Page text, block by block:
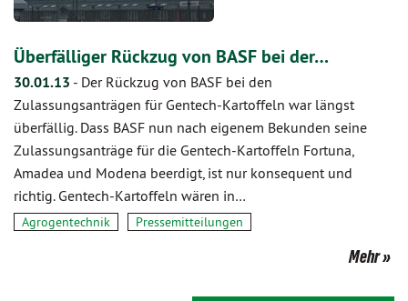
Überfälliger Rückzug von BASF bei der…
30.01.13 - Der Rückzug von BASF bei den
Zulassungsanträgen für Gentech-Kartoffeln war längst
überfällig. Dass BASF nun nach eigenem Bekunden seine
Zulassungsanträge für die Gentech-Kartoffeln Fortuna,
Amadea und Modena beerdigt, ist nur konsequent und
richtig. Gentech-Kartoffeln wären in…
Agrogentechnik Pressemitteilungen
Mehr